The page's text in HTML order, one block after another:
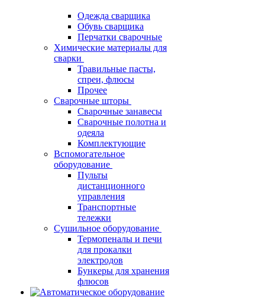
Одежда сварщика
Обувь сварщика
Перчатки сварочные
Химические материалы для
сварки
Травильные пасты,
спреи, флюсы
Прочее
Сварочные шторы
Сварочные занавесы
Сварочные полотна и
одеяла
Комплектующие
Вспомогательное
оборудование
Пульты
дистанционного
управления
Транспортные
тележки
Сушильное оборудование
Термопеналы и печи
для прокалки
электродов
Бункеры для хранения
флюсов